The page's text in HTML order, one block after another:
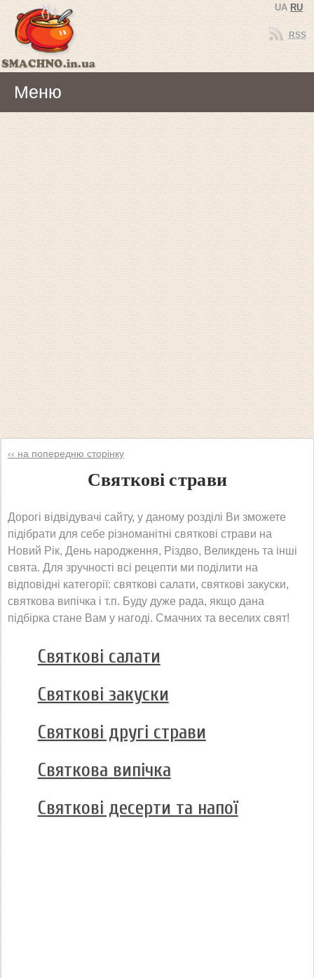
RSS
Меню
‹‹ на попередню сторінку
Святкові страви
Дорогі відвідувачі сайту, у даному розділі Ви зможете
підібрати для себе різноманітні святкові страви на
Новий Рік, День народження, Різдво, Великдень та інші
свята. Для зручності всі рецепти ми поділити на
відповідні категорії: святкові салати, святкові закуски,
святкова випічка і т.п. Буду дуже рада, якщо дана
підбірка стане Вам у нагоді. Смачних та веселих свят!
Святкові салати
Святкові закуски
Святкові другі страви
Святкова випічка
Святкові десерти та напої
UA RU